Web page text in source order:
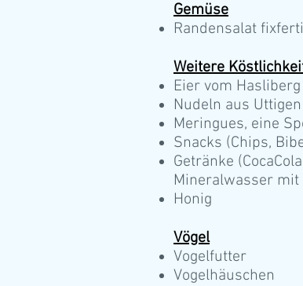
Gemüse
Randensalat
Weitere
Eier vom Hasliberg
Nudeln aus Uttigen
Meringues, eine
Snacks (Chips,
Getränke
Mineralwasser mit
Honig
Vögel
Vogelfutter
Vogelhäuschen